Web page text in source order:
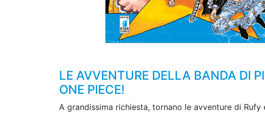
LE AVVENTURE DELLA BANDA DI
ONE PIECE!
A grandissima richiesta, tornano le avventure di